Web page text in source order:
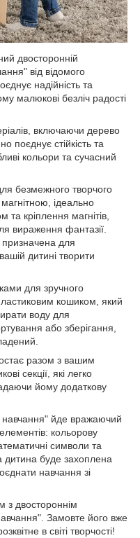
двосторонній
від відомого
надійність та
малюкові безліч радості
включаючи дерево
поєднує стійкість та
кольори та сучасний
безмежного творчого
ідеально
кріплення магнітів,
вираження фантазії.
для
дитині творити
для зручного
кошиком, який
воду для
або зберігання,
разом з вашим
секції, які легко
йому додаткову
йде вражаючий
кольорову
символи та
дитина буде захоплена
навчання зі
з двостороннім
Замовте його вже
в світі творчості!